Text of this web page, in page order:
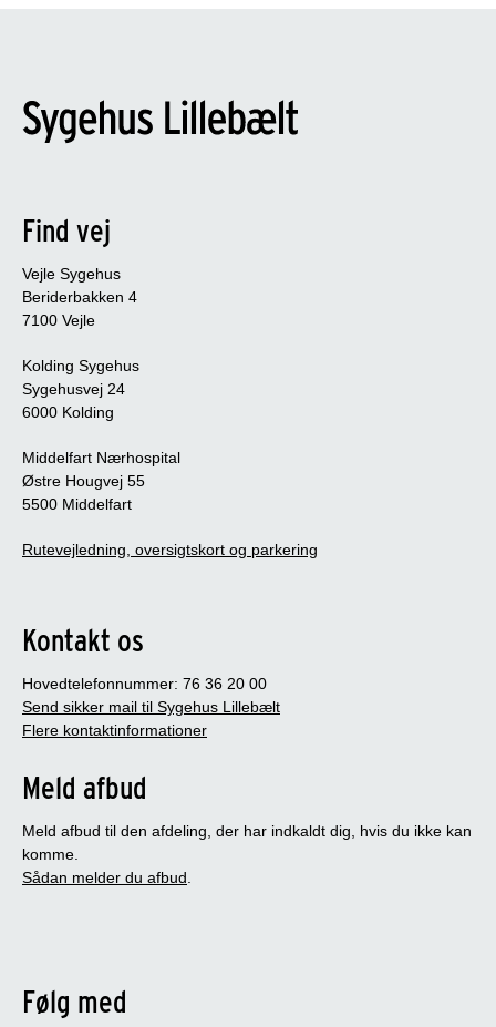
Find vej
Vejle Sygehus
Beriderbakken 4
7100 Vejle
Kolding Sygehus
Sygehusvej 24
6000 Kolding
Middelfart Nærhospital
Østre Hougvej 55
5500 Middelfart
Rutevejledning, oversigtskort og parkering
Kontakt os
Hovedtelefonnummer: 76 36 20 00
Send sikker mail til Sygehus Lillebælt
Flere kontaktinformationer
Meld afbud
Meld afbud til den afdeling, der har indkaldt dig, hvis du ikke kan
komme.
Sådan melder du afbud.
Følg med